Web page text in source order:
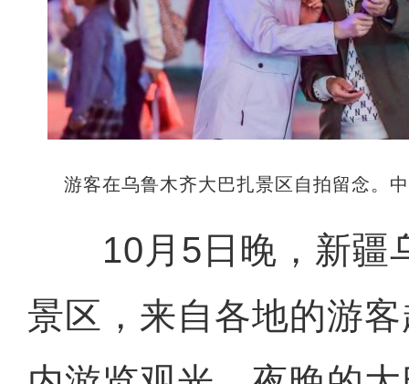
游客在乌鲁木齐大巴扎景区自拍留念。
10月5日晚，新疆
景区，来自各地的游